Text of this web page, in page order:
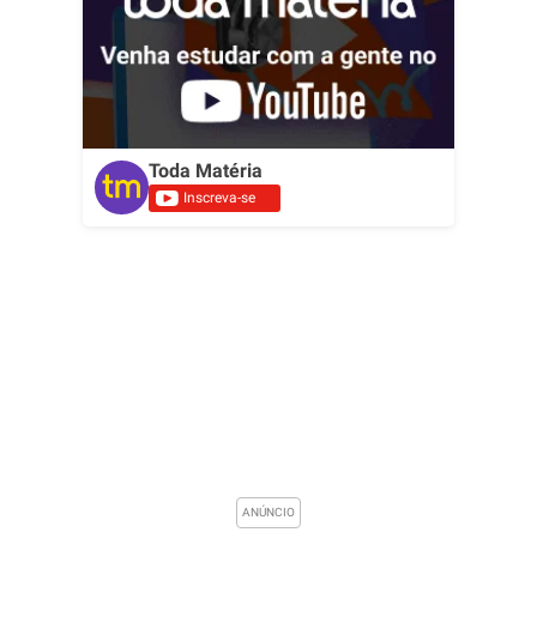
Toda Matéria
Inscreva-se